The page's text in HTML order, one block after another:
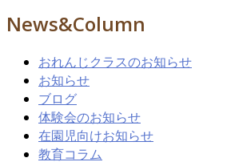
News&Column
おれんじクラスのお知らせ
お知らせ
ブログ
体験会のお知らせ
在園児向けお知らせ
教育コラム